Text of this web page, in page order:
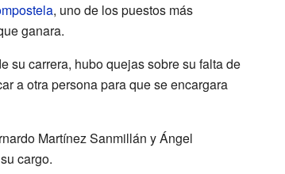
, uno de los puestos más
ganara.
su carrera, hubo quejas sobre su falta de
a otra persona para que se encargara
Martínez Sanmillán y Ángel
cargo.